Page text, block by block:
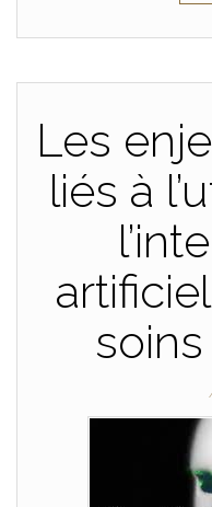
Les
liés à